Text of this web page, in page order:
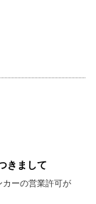
きまして
ーの営業許可が